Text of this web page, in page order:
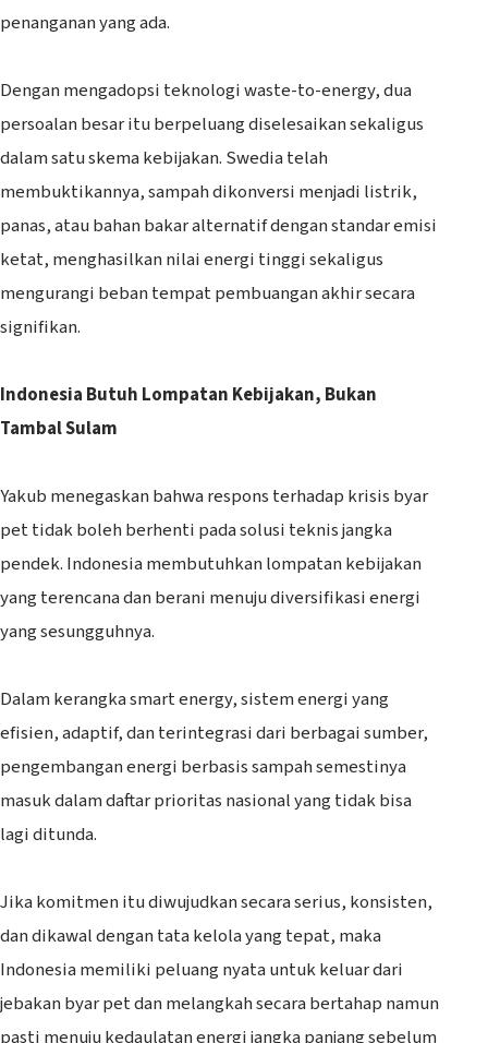
penanganan yang ada.
‎Dengan mengadopsi teknologi waste-to-energy, dua
persoalan besar itu berpeluang diselesaikan sekaligus
dalam satu skema kebijakan. Swedia telah
membuktikannya, sampah dikonversi menjadi listrik,
panas, atau bahan bakar alternatif dengan standar emisi
ketat, menghasilkan nilai energi tinggi sekaligus
mengurangi beban tempat pembuangan akhir secara
signifikan.
Indonesia Butuh Lompatan Kebijakan, Bukan
Tambal Sulam
‎Yakub menegaskan bahwa respons terhadap krisis byar
pet tidak boleh berhenti pada solusi teknis jangka
pendek. Indonesia membutuhkan lompatan kebijakan
yang terencana dan berani menuju diversifikasi energi
yang sesungguhnya.
‎Dalam kerangka smart energy, sistem energi yang
efisien, adaptif, dan terintegrasi dari berbagai sumber,
pengembangan energi berbasis sampah semestinya
masuk dalam daftar prioritas nasional yang tidak bisa
lagi ditunda.
‎Jika komitmen itu diwujudkan secara serius, konsisten,
dan dikawal dengan tata kelola yang tepat, maka
Indonesia memiliki peluang nyata untuk keluar dari
jebakan byar pet dan melangkah secara bertahap namun
pasti menuju kedaulatan energi jangka panjang sebelum